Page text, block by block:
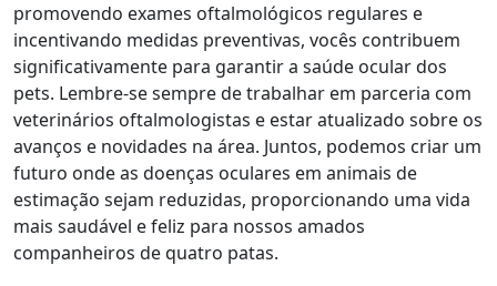
promovendo exames oftalmológicos regulares e
incentivando medidas preventivas, vocês contribuem
significativamente para garantir a saúde ocular dos
pets. Lembre-se sempre de trabalhar em parceria com
veterinários oftalmologistas e estar atualizado sobre os
avanços e novidades na área. Juntos, podemos criar um
futuro onde as doenças oculares em animais de
estimação sejam reduzidas, proporcionando uma vida
mais saudável e feliz para nossos amados
companheiros de quatro patas.